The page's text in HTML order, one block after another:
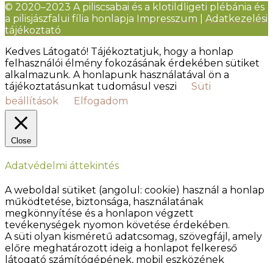
© 2020–2023 A piliscsabai és a klotildligeti plébánia és
a pilisjászfalui fília honlapja Impresszum
Adatkezelési
tájékoztató
Kedves Látogató! Tájékoztatjuk, hogy a honlap
felhasználói élmény fokozásának érdekében sütiket
alkalmazunk. A honlapunk használatával ön a
tájékoztatásunkat tudomásul veszi
Süti
beállítások
Elfogadom
Close
Adatvédelmi áttekintés
A weboldal sütiket (angolul: cookie) használ a honlap
működtetése, biztonsága, használatának
megkönnyítése és a honlapon végzett
tevékenységek nyomon követése érdekében.
A süti olyan kisméretű adatcsomag, szövegfájl, amely
előre meghatározott ideig a honlapot felkereső
látogató számítógépének, mobil eszközének